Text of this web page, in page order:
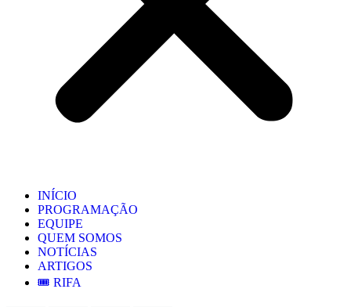
INÍCIO
PROGRAMAÇÃO
EQUIPE
QUEM SOMOS
NOTÍCIAS
ARTIGOS
🎟️ RIFA